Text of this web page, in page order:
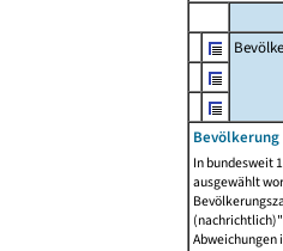
In bundesweit
ausgewählt
Abweichungen